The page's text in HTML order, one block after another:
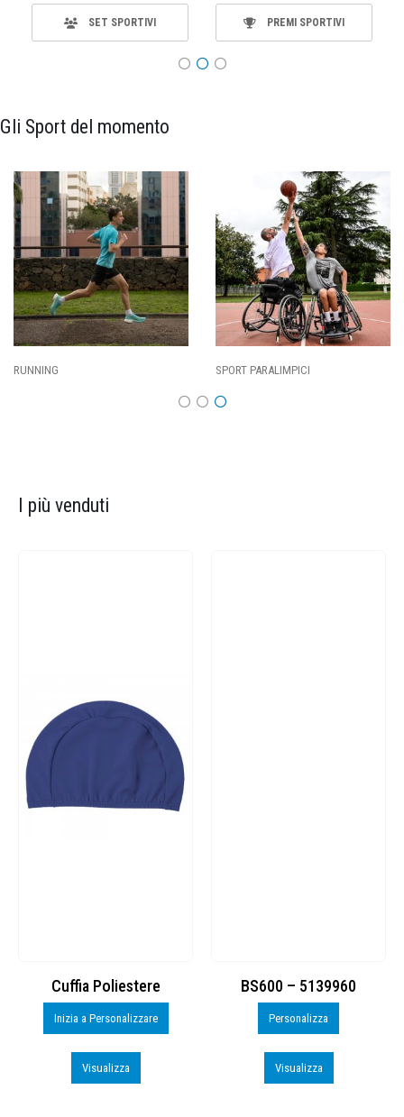
SET SPORTIVI PREMI SPORTIVI
Gli Sport del momento
SPORT PARALIMPICI
I più venduti
Cuffia Poliestere
Inizia a Personalizzare
Visualizza
BS600 – 5139960
Personalizza
Visualizza